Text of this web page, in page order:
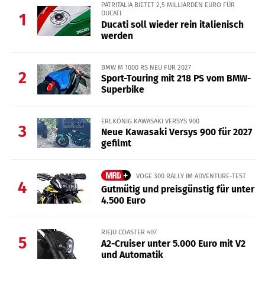
1
PATRITALIA BIETET 2,5 MILLIARDEN EURO FÜR
DUCATI
Ducati soll wieder rein italienisch
werden
2
BMW M 1000 RS NEU FÜR 2027
Sport-Touring mit 218 PS vom BMW-
Superbike
3
ERLKÖNIG KAWASAKI VERSYS 900
Neue Kawasaki Versys 900 für 2027
gefilmt
4
VOGE 300 RALLY IM ADVENTURE-TEST
Gutmütig und preisgünstig für unter
4.500 Euro
5
RIEJU COASTER 407
A2-Cruiser unter 5.000 Euro mit V2
und Automatik